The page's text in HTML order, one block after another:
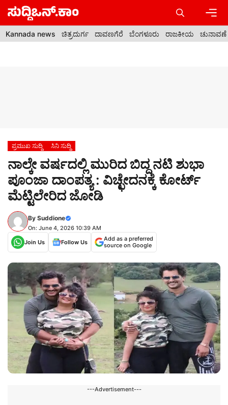
Skip
content
Kannada news ಚಿತ್ರದುರ್ಗ ದಾವಣಗೆರೆ ಬೆಂಗಳೂರು ರಾಜಕೀಯ ಚುನಾವಣೆ
ಪ್ರಮುಖ ಸುದ್ದಿ ಸಿನಿ ಸುದ್ದಿ
ನಾಲ್ಕೇ ವರ್ಷದಲ್ಲಿ ಮುರಿದ ಬಿದ್ದ ನಟಿ ಶುಭಾ
ಪೂಂಜಾ ದಾಂಪತ್ಯ : ವಿಚ್ಛೇದನಕ್ಕೆ ಕೋರ್ಟ್
ಮೆಟ್ಟಿಲೇರಿದ ಜೋಡಿ
By Suddione
On: June 4, 2026 10:39 AM
Join Us
Follow Us
Add as a preferred
source on Google
---Advertisement---